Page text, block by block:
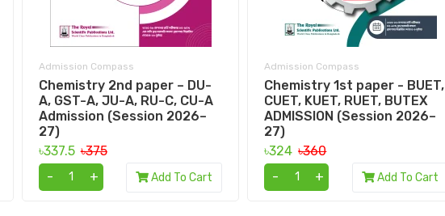
Admission Compass
Chemistry 2nd paper – DU-
A, GST-A, JU-A, RU-C, CU-A
Admission (Session 2026–
27)
৳337.5 ৳375
-
+ Add To Cart
Admission Compass
Chemistry 1st paper - BUET,
CUET, KUET, RUET, BUTEX
ADMISSION (Session 2026–
27)
৳324 ৳360
-
+ Add To Cart